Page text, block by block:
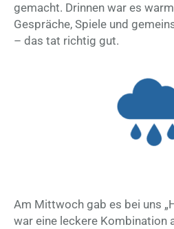
gemacht. Drinnen war es
Gespräche, Spiele und
– das tat richtig gut.
Am Mittwoch gab es bei uns
war eine leckere Kombination